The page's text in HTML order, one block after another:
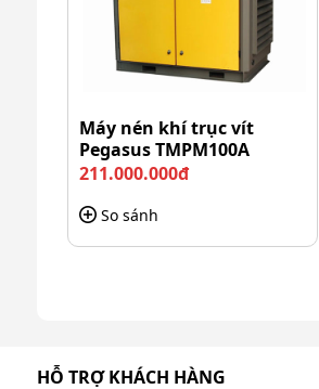
Dễ
Bên cạnh đó, cấu trúc mở và
Máy nén khí trục vít
Pegasus TMPM100A
211.000.000đ
So sánh
HỖ TRỢ KHÁCH HÀNG